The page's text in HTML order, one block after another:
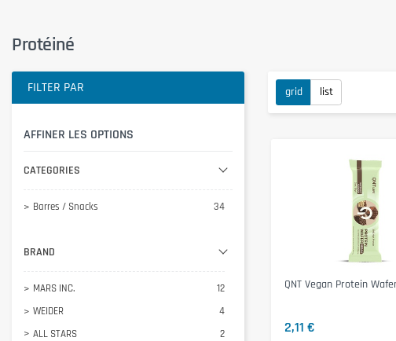
Protéiné
FILTER PAR
AFFINER LES OPTIONS
CATEGORIES
Barres / Snacks 34
BRAND
MARS INC.
12
WEIDER
4
ALL STARS
2
grid list
QNT Vegan Protein
2,11 €